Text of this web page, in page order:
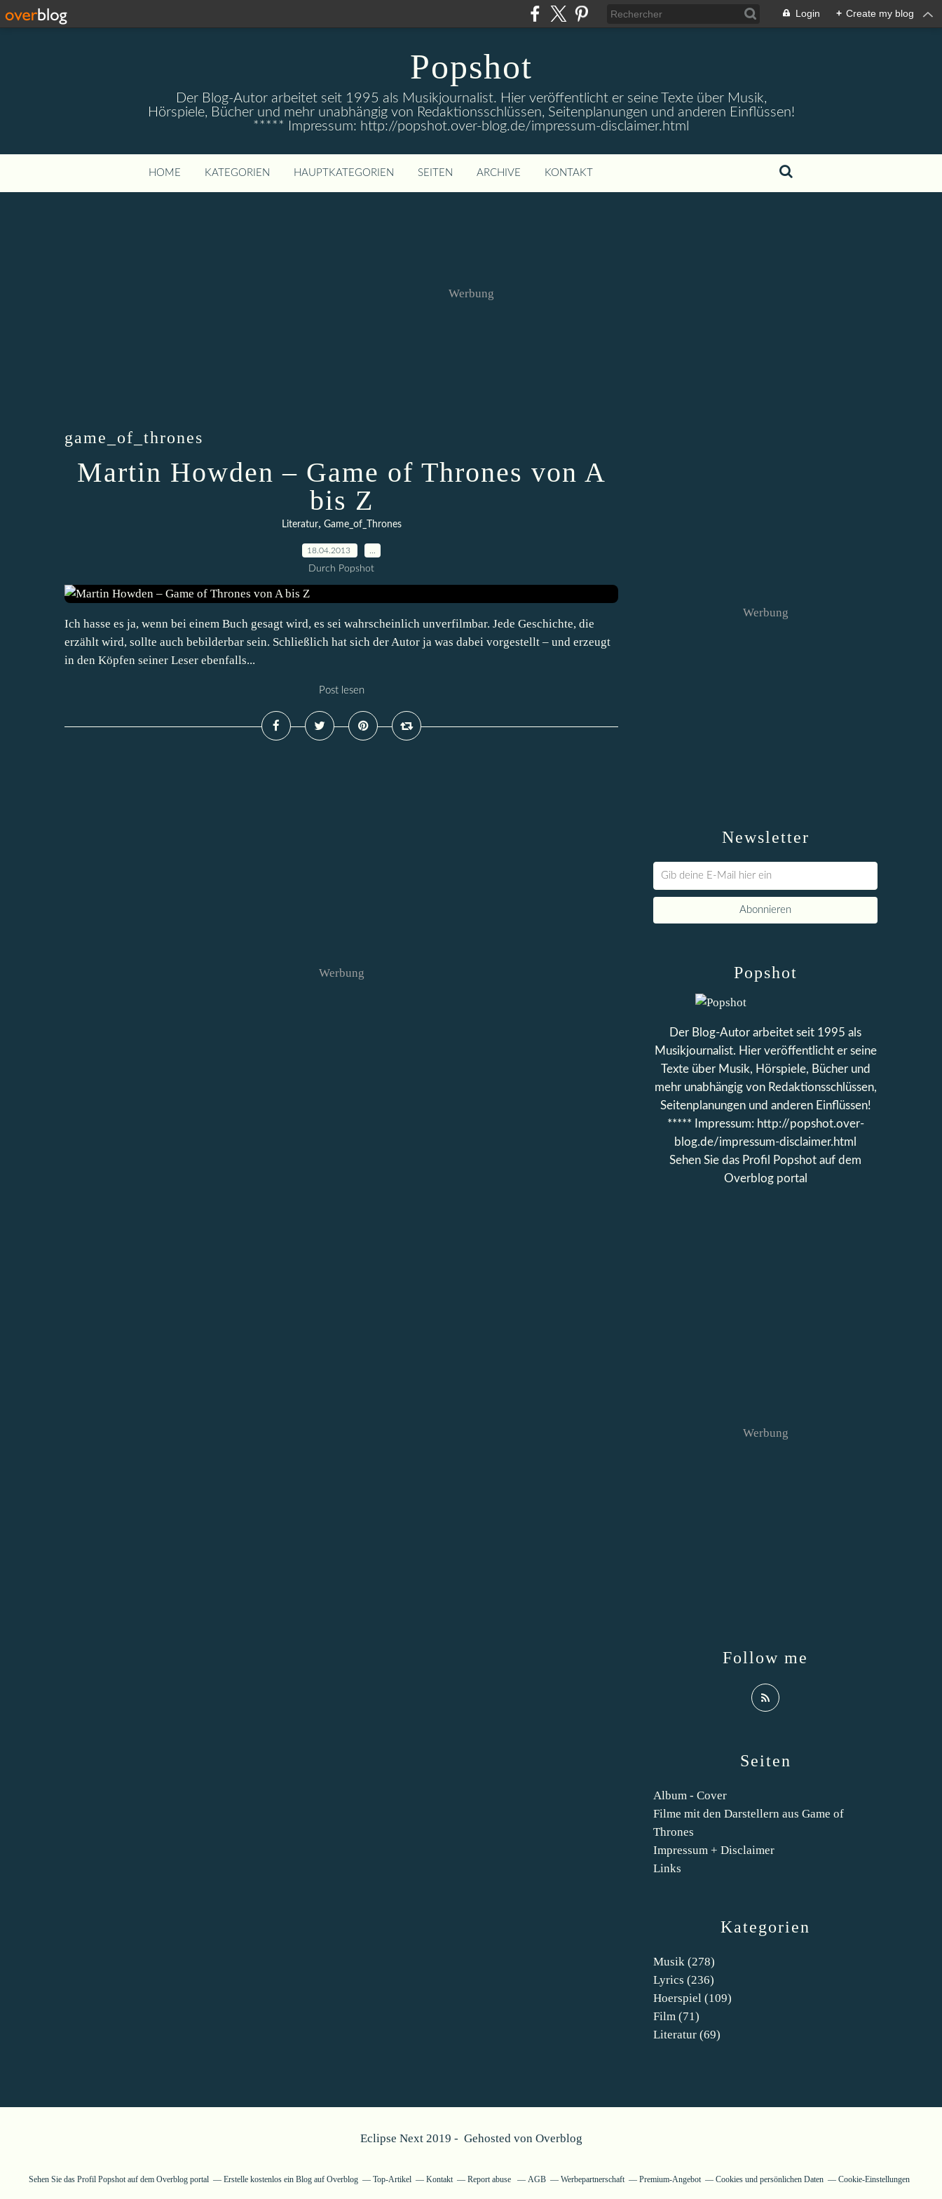
Login + Create my blog
Popshot
Der Blog-Autor arbeitet seit 1995 als Musikjournalist. Hier veröffentlicht er seine Texte über Musik,
Hörspiele, Bücher und mehr unabhängig von Redaktionsschlüssen, Seitenplanungen und anderen Einflüssen!
***** Impressum: http://popshot.over-blog.de/impressum-disclaimer.html
HOME KATEGORIEN HAUPTKATEGORIEN SEITEN ARCHIVE KONTAKT
Werbung
game_of_thrones
Martin Howden – Game of Thrones von A
bis Z
Literatur, Game_of_Thrones
18.04.2013
Durch Popshot
Ich hasse es ja, wenn bei einem Buch gesagt wird, es sei wahrscheinlich unverfilmbar. Jede Geschichte, die
erzählt wird, sollte auch bebilderbar sein. Schließlich hat sich der Autor ja was dabei vorgestellt – und erzeugt
in den Köpfen seiner Leser ebenfalls...
Post lesen
Werbung
Newsletter
Werbung
Kategorien
Musik (278)
Lyrics (236)
Hoerspiel (109)
Film (71)
Literatur (69)
Seiten
Album - Cover
Filme mit den Darstellern aus Game of
Thrones
Impressum + Disclaimer
Links
Popshot
Der Blog-Autor arbeitet seit 1995 als
Musikjournalist. Hier veröffentlicht er seine
Texte über Musik, Hörspiele, Bücher und
mehr unabhängig von Redaktionsschlüssen,
Seitenplanungen und anderen Einflüssen!
***** Impressum: http://popshot.over-
blog.de/impressum-disclaimer.html
Sehen Sie das Profil
Popshot auf dem
Overblog portal
Follow me
Werbung
Eclipse Next 2019 - Gehosted von Overblog
Sehen Sie das Profil Popshotauf dem Overblog portal Erstelle kostenlos ein Blog auf Overblog Top-Artikel Kontakt Report abuse AGB Werbepartnerschaft Premium-Angebot Cookies und persönlichen Daten Cookie-Einstellungen